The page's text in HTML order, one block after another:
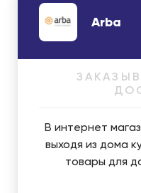
Arba
В интернет
выходя из дома
товары для